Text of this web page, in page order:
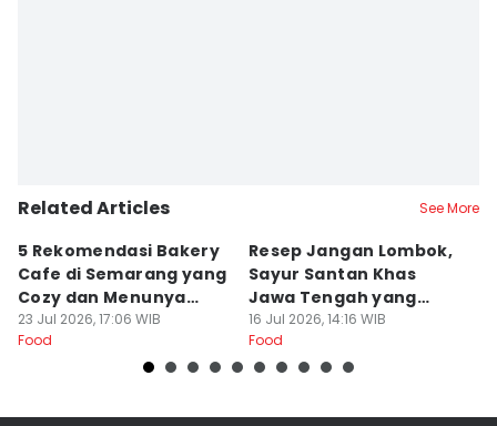
Related Articles See More
5 Rekomendasi Bakery
Cafe di Semarang yang
Cozy dan Menunya
Yummy
23 Jul 2026, 17:06 WIB
Food
Resep Jangan Lombok,
Sayur Santan Khas
Jawa Tengah yang
Gurih Nikmat!
16 Jul 2026, 14:16 WIB
Food